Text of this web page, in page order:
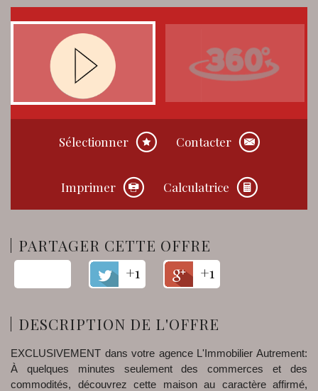
Sélectionner Contacter
Imprimer Calculatrice
PARTAGER CETTE OFFRE
+1
+1
DESCRIPTION DE L'OFFRE
EXCLUSIVEMENT dans votre agence L'Immobilier Autrement:
À quelques minutes seulement des commerces et des
commodités, découvrez cette maison au caractère affirmé,